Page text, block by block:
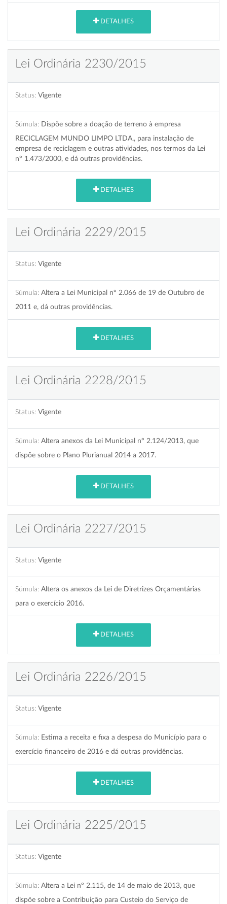
DETALHES
Lei Ordinária 2230/2015
Status: Vigente
Súmula: Dispõe sobre a doação de terreno à empresa
RECICLAGEM MUNDO LIMPO LTDA., para instalação de
empresa de reciclagem e outras atividades, nos termos da Lei
nº 1.473/2000, e dá outras providências.
DETALHES
Lei Ordinária 2229/2015
Status: Vigente
Súmula: Altera a Lei Municipal nº 2.066 de 19 de Outubro de
2011 e, dá outras providências.
DETALHES
Lei Ordinária 2228/2015
Status: Vigente
Súmula: Altera anexos da Lei Municipal nº 2.124/2013, que
dispõe sobre o Plano Plurianual 2014 a 2017.
DETALHES
Lei Ordinária 2227/2015
Status: Vigente
Súmula: Altera os anexos da Lei de Diretrizes Orçamentárias
para o exercício 2016.
DETALHES
Lei Ordinária 2226/2015
Status: Vigente
Súmula: Estima a receita e fixa a despesa do Município para o
exercício financeiro de 2016 e dá outras providências.
DETALHES
Lei Ordinária 2225/2015
Status: Vigente
Súmula: Altera a Lei nº 2.115, de 14 de maio de 2013, que
dispõe sobre a Contribuição para Custeio do Serviço de